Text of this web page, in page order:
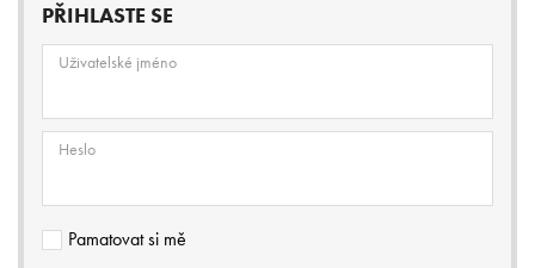
PŘIHLASTE SE
Uživatelské jméno
Heslo
Pamatovat si mě